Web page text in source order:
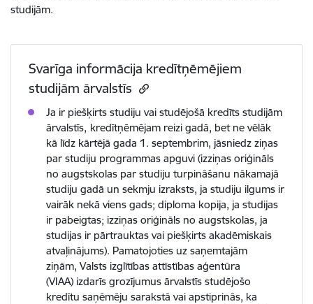
studijām.
Svarīga informācija kredītņēmējiem
studijām ārvalstīs
Ja ir piešķirts studiju vai studējošā kredīts studijām
ārvalstīs, kredītņēmējam reizi gadā, bet ne vēlāk
kā līdz kārtējā gada 1. septembrim, jāsniedz ziņas
par studiju programmas apguvi (izziņas oriģināls
no augstskolas par studiju turpināšanu nākamajā
studiju gadā un sekmju izraksts, ja studiju ilgums ir
vairāk nekā viens gads; diploma kopija, ja studijas
ir pabeigtas; izziņas oriģināls no augstskolas, ja
studijas ir pārtrauktas vai piešķirts akadēmiskais
atvaļinājums). Pamatojoties uz saņemtajām
ziņām, Valsts izglītības attīstības aģentūra
(VIAA) izdarīs grozījumus ārvalstīs studējošo
kredītu saņēmēju sarakstā vai apstiprinās, ka